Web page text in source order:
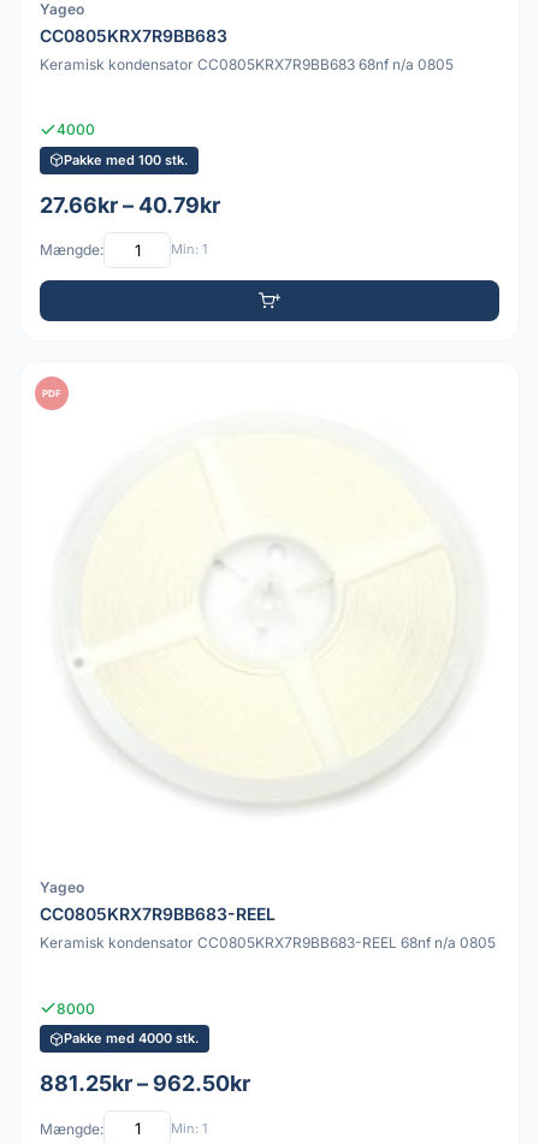
Yageo
CC0805KRX7R9BB683
Keramisk kondensator CC0805KRX7R9BB683 68nf n/a 0805
4000
Pakke med 100 stk.
27.66kr – 40.79kr
Mængde: Min: 1
PDF
Yageo
CC0805KRX7R9BB683-REEL
Keramisk kondensator CC0805KRX7R9BB683-REEL 68nf n/a 0805
8000
Pakke med 4000 stk.
881.25kr – 962.50kr
Mængde: Min: 1